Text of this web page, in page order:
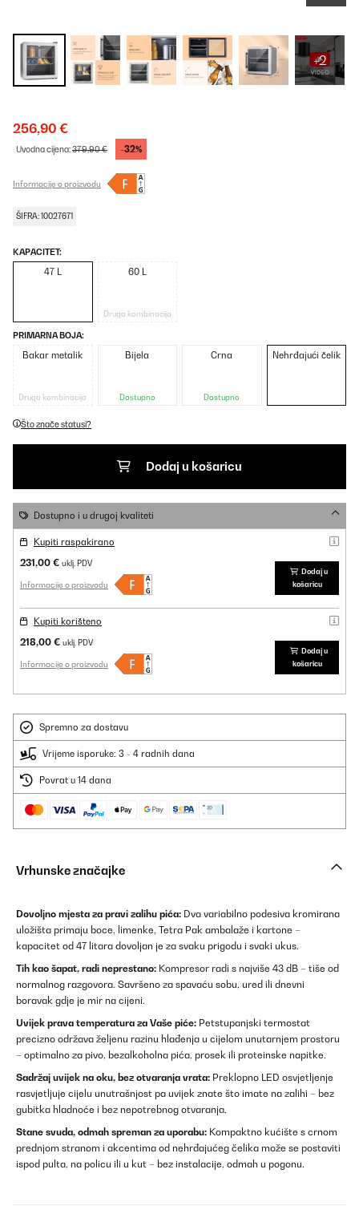
+2
256,90 €
Uvodna cijena:379,90 € -32%
Informacije o proizvodu
ŠIFRA: 10027671
KAPACITET:
47 L 60 L
Druga kombinacija
PRIMARNA BOJA:
Bakar metalik
Druga kombinacija
Bijela
Dostupno
Crna
Dostupno
Nehrđajući čelik
Što znače statusi?
Dodaj u košaricu
Dostupno i u drugoj kvaliteti
Kupiti raspakirano
231,00 € uklj. PDV
Informacije o proizvodu
Dodaj u
košaricu
Kupiti korišteno
218,00 € uklj. PDV
Informacije o proizvodu
Dodaj u
košaricu
Spremno za dostavu
Vrijeme isporuke: 3 - 4 radnih dana
Povrat u 14 dana
Vrhunske značajke
Dovoljno mjesta za pravi zalihu pića: Dva variabilno podesiva kromirana
uložišta primaju boce, limenke, Tetra Pak ambalaže i kartone –
kapacitet od 47 litara dovoljan je za svaku prigodu i svaki ukus.
Tih kao šapat, radi neprestano: Kompresor radi s najviše 43 dB – tiše od
normalnog razgovora. Savršeno za spavaću sobu, ured ili dnevni
boravak gdje je mir na cijeni.
Uvijek prava temperatura za Vaše piće: Petstupanjski termostat
precizno održava željenu razinu hlađenja u cijelom unutarnjem prostoru
– optimalno za pivo, bezalkoholna pića, prosek ili proteinske napitke.
Sadržaj uvijek na oku, bez otvaranja vrata: Preklopno LED osvjetljenje
rasvjetljuje cijelu unutrašnjost pa uvijek znate što imate na zalihi – bez
gubitka hladnoće i bez nepotrebnog otvaranja.
Stane svuda, odmah spreman za uporabu: Kompaktno kućište s crnom
prednjom stranom i akcentima od nehrđajućeg čelika može se postaviti
ispod pulta, na policu ili u kut – bez instalacije, odmah u pogonu.